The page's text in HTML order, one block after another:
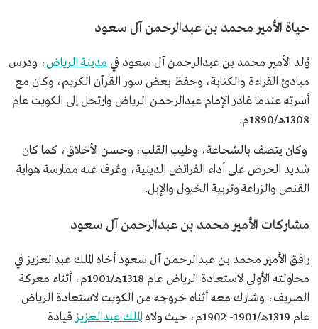
حياة الأمير محمد بن عبدالرحمن آل سعود
وُلد الأمير محمد بن عبدالرحمن آل سعود في مدينة الرياض، ودرس
مبادئ القراءة والكتابة، وحفظ بعض سور القرآن الكريم، وكان مع
أسرته عندما غادر الإمام عبدالرحمن الرياض وارتحل إلى الكويت عام
1308هـ/1890م.
وكان يتصف بالشجاعة، وطيب القلب، وحسن الأخلاق، كما كان
شديد الحرص على أداء الفرائض الدينية، وعُرف عنه ممارسة هواية
القنص والزراعة وتربية الخيول والإبل.
مشاركات الأمير محمد بن عبدالرحمن آل سعود
رافق الأمير محمد بن عبدالرحمن آل سعود أخاه الملك عبدالعزيز في
محاولته الأولى لاستعادة الرياض عام 1318هـ/1901م، أثناء معركة
الصريف، وشارك معه أثناء خروجه من الكويت لاستعادة الرياض
عام 1319هـ/1901- 1902م، حيث ولاه
الملك عبدالعزيز قيادة